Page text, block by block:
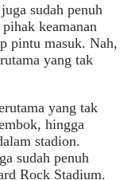
sudah penuh
keamanan
pintu masuk. Nah,
yang tak
yang tak
hingga
stadion.
sudah penuh
Rock Stadium.